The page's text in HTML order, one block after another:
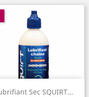
Sec SQUIRT...